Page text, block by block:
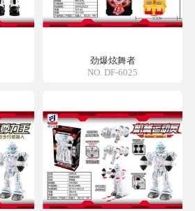
劲爆炫舞者
NO. DF-6025